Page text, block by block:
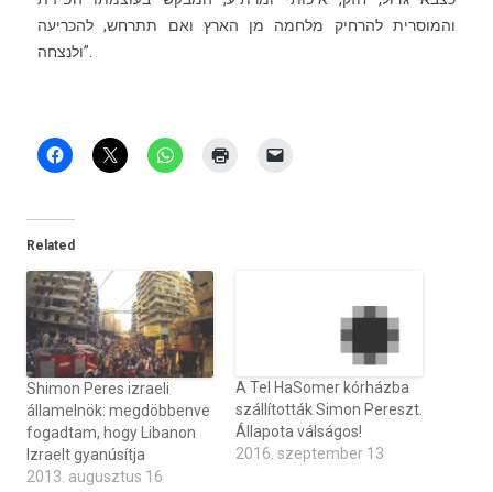
והמוסרית להרחיק מלחמה מן הארץ ואם תתרחש, להכריעה
ולנצחה”.
Related
Shimon Peres izraeli
államelnök: megdöbbenve
fogadtam, hogy Libanon
Izraelt gyanúsítja
2013. augusztus 16
A Tel HaSomer kórházba
szállították Simon Pereszt.
Állapota válságos!
2016. szeptember 13